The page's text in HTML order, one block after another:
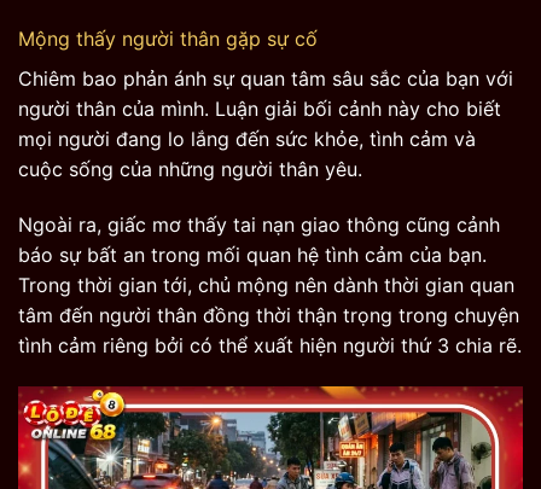
Mộng thấy người thân gặp sự cố
Chiêm bao phản ánh sự quan tâm sâu sắc của bạn với
người thân của mình. Luận giải bối cảnh này cho biết
mọi người đang lo lắng đến sức khỏe, tình cảm và
cuộc sống của những người thân yêu.
Ngoài ra, giấc mơ thấy tai nạn giao thông cũng cảnh
báo sự bất an trong mối quan hệ tình cảm của bạn.
Trong thời gian tới, chủ mộng nên dành thời gian quan
tâm đến người thân đồng thời thận trọng trong chuyện
tình cảm riêng bởi có thể xuất hiện người thứ 3 chia rẽ.